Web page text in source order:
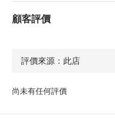
顧客評價
尚未有任何評價